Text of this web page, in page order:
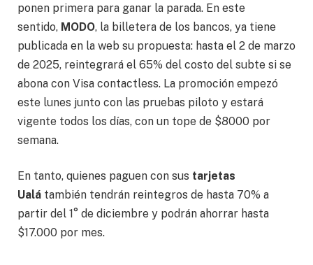
ponen primera para ganar la parada. En este
sentido, MODO, la billetera de los bancos, ya tiene
publicada en la web su propuesta: hasta el 2 de marzo
de 2025, reintegrará el 65% del costo del subte si se
abona con Visa contactless. La promoción empezó
este lunes junto con las pruebas piloto y estará
vigente todos los días, con un tope de $8000 por
semana.
En tanto, quienes paguen con sus tarjetas
Ualá también tendrán reintegros de hasta 70% a
partir del 1° de diciembre y podrán ahorrar hasta
$17.000 por mes.